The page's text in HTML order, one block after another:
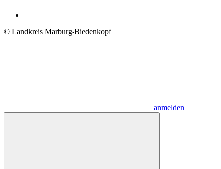
© Landkreis Marburg-Biedenkopf
anmelden